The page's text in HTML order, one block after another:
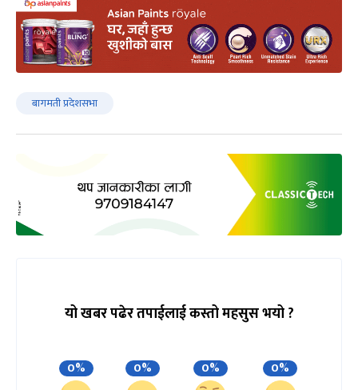
बागमती प्रदेशसभा
यो खबर पढेर तपाईलाई कस्तो महसुस भयो ?
0% 0% 0% 0%